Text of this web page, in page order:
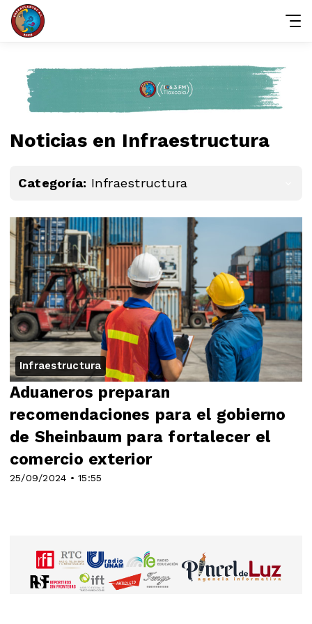
Noticias en Infraestructura
Categoría: Infraestructura
Infraestructura
25/09/2024 • 15:55
Aduaneros preparan
recomendaciones para el gobierno
de Sheinbaum para fortalecer el
comercio exterior